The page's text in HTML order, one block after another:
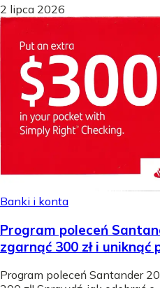
2 lipca 2026
Banki i konta
Program poleceń
zgarnąć 300 zł i uniknąć
Program poleceń Santander